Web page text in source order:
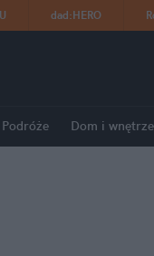
dad:HERO
Podróże Dom i wnętrze